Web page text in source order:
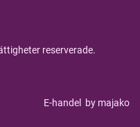
reserverade.
E-handel by majako